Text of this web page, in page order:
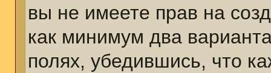
вы не имеете прав на
как минимум два
полях, убедившись, что